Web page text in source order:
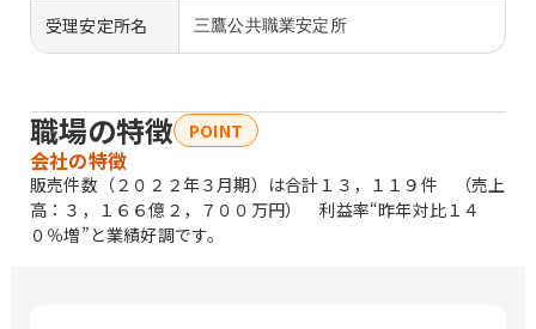
受理安定所名 三鷹公共職業安定所
職場の特徴 POINT
会社の特徴
販売件数（２０２２年３月期）は合計１３，１１９件 （売上
高：３，１６６億２，７００万円） 利益率“昨年対比１４
０％増”と業績好調です。